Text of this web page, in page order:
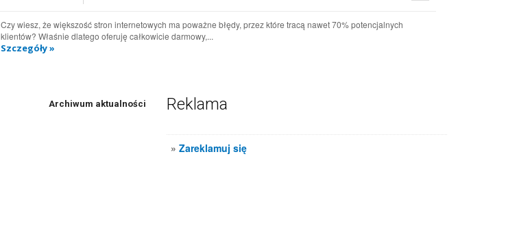
Czy wiesz, że większość stron internetowych ma poważne błędy, przez które tracą nawet 70% potencjalnych
klientów? Właśnie dlatego oferuję całkowicie darmowy,...
Szczegóły »
Archiwum aktualności Reklama
»Zareklamuj się